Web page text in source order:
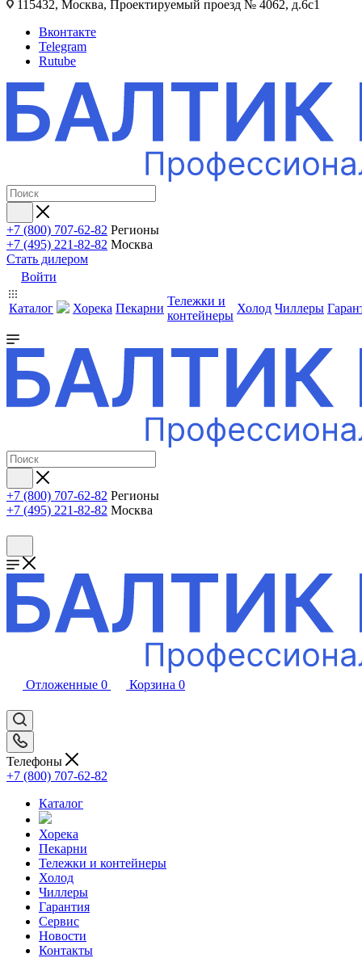
115432, Москва, Проектируемый проезд № 4062, д.6с1
Вконтакте
Telegram
Rutube
+7 (800) 707-62-82 Регионы
+7 (495) 221-82-82 Москва
Стать дилером
Войти
Каталог Хорека Пекарни
Тележки и
контейнеры
Холод Чиллеры
+7 (800) 707-62-82 Регионы
+7 (495) 221-82-82 Москва
Отложенные 0 Корзина 0
Телефоны
+7 (800) 707-62-82
Каталог
Хорека
Пекарни
Тележки и контейнеры
Холод
Чиллеры
Гарантия
Сервис
Новости
Контакты